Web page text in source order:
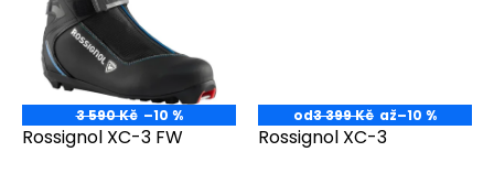
3 590 Kč –10 %
Rossignol XC-3 FW
od3 399 Kč až–10 %
Rossignol XC-3